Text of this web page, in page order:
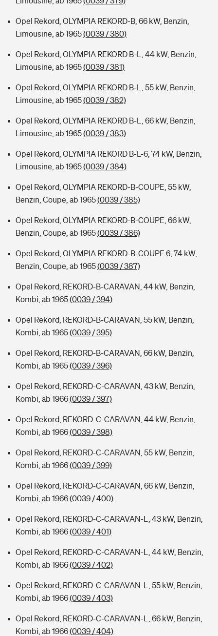
Opel Rekord, OLYMPIA REKORD-B, 66 kW, Benzin,
Limousine, ab 1965(0039 / 380)
Opel Rekord, OLYMPIA REKORD B-L, 44 kW, Benzin,
Limousine, ab 1965(0039 / 381)
Opel Rekord, OLYMPIA REKORD B-L, 55 kW, Benzin,
Limousine, ab 1965(0039 / 382)
Opel Rekord, OLYMPIA REKORD B-L, 66 kW, Benzin,
Limousine, ab 1965(0039 / 383)
Opel Rekord, OLYMPIA REKORD B-L-6, 74 kW, Benzin,
Limousine, ab 1965(0039 / 384)
Opel Rekord, OLYMPIA REKORD-B-COUPE, 55 kW,
Benzin, Coupe, ab 1965(0039 / 385)
Opel Rekord, OLYMPIA REKORD-B-COUPE, 66 kW,
Benzin, Coupe, ab 1965(0039 / 386)
Opel Rekord, OLYMPIA REKORD-B-COUPE 6, 74 kW,
Benzin, Coupe, ab 1965(0039 / 387)
Opel Rekord, REKORD-B-CARAVAN, 44 kW, Benzin,
Kombi, ab 1965(0039 / 394)
Opel Rekord, REKORD-B-CARAVAN, 55 kW, Benzin,
Kombi, ab 1965(0039 / 395)
Opel Rekord, REKORD-B-CARAVAN, 66 kW, Benzin,
Kombi, ab 1965(0039 / 396)
Opel Rekord, REKORD-C-CARAVAN, 43 kW, Benzin,
Kombi, ab 1966(0039 / 397)
Opel Rekord, REKORD-C-CARAVAN, 44 kW, Benzin,
Kombi, ab 1966(0039 / 398)
Opel Rekord, REKORD-C-CARAVAN, 55 kW, Benzin,
Kombi, ab 1966(0039 / 399)
Opel Rekord, REKORD-C-CARAVAN, 66 kW, Benzin,
Kombi, ab 1966(0039 / 400)
Opel Rekord, REKORD-C-CARAVAN-L, 43 kW, Benzin,
Kombi, ab 1966(0039 / 401)
Opel Rekord, REKORD-C-CARAVAN-L, 44 kW, Benzin,
Kombi, ab 1966(0039 / 402)
Opel Rekord, REKORD-C-CARAVAN-L, 55 kW, Benzin,
Kombi, ab 1966(0039 / 403)
Opel Rekord, REKORD-C-CARAVAN-L, 66 kW, Benzin,
Kombi, ab 1966(0039 / 404)